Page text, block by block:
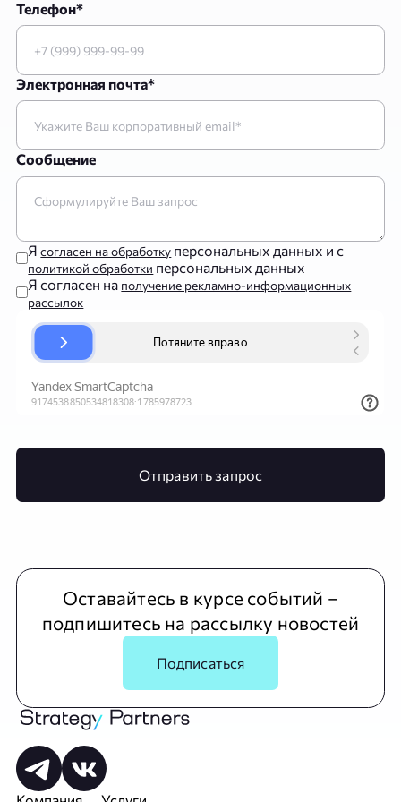
Телефон*
Электронная почта*
Сообщение
Ясогласен на обработку персональных данных и с
политикой обработки персональных данных
Я согласен на получение рекламно-информационных
рассылок
Отправить запрос
Оставайтесь в курсе событий –
подпишитесь на рассылку новостей
Подписаться